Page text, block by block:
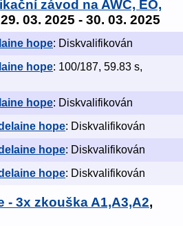
závod na AWC, EO,
03. 2025 - 30. 03. 2025
hope: Diskvalifikován
hope: 100/187, 59.83 s,
hope: Diskvalifikován
hope: Diskvalifikován
hope: Diskvalifikován
hope: Diskvalifikován
- 3x zkouška A1,A3,A2,